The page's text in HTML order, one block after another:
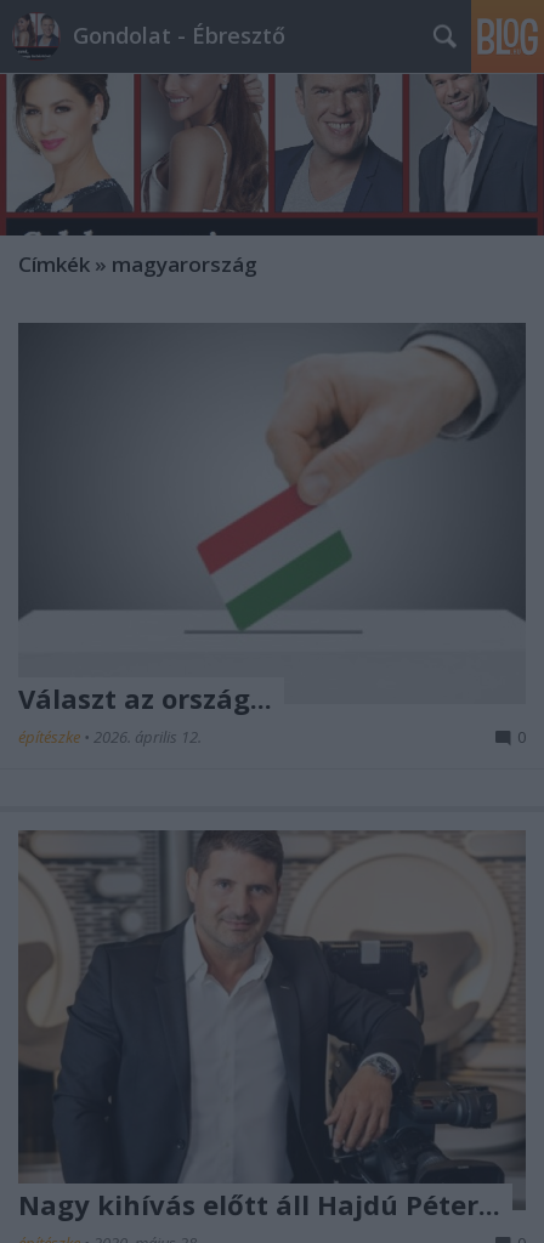
Gondolat - Ébresztő
Címkék » magyarország
Választ az ország...
építészke • 2026. április 12. 0
Nagy kihívás előtt áll Hajdú Péter...